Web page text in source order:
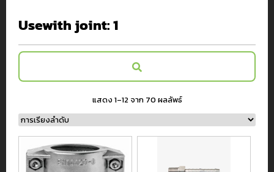
Usewith joint:1
หมวดหมู่สินค้า
แสดง 1–12 จาก 70 ผลลัพธ์